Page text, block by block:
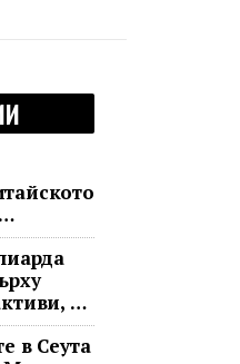
за
в Сеута